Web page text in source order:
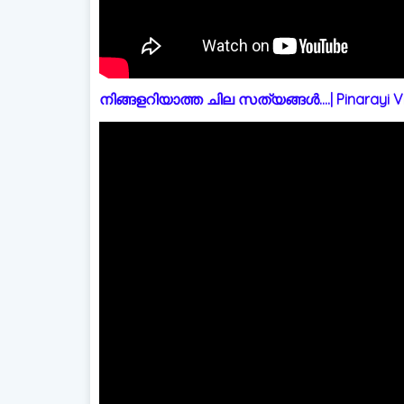
നിങ്ങളറിയാത്ത ചില സത്യങ്ങൾ....| Pinarayi